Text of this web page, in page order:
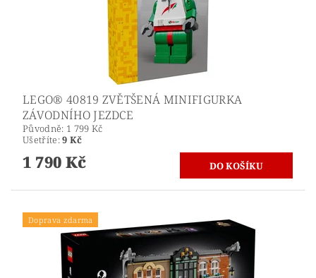
LEGO® 40819 ZVĚTŠENÁ MINIFIGURKA
ZÁVODNÍHO JEZDCE
Původně: 1 799 Kč
Ušetříte:9 Kč
1 790 Kč
Doprava zdarma